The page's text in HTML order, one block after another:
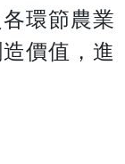
環節農業
價值，進